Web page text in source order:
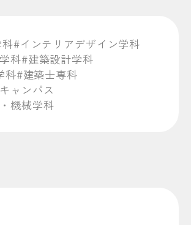
#インテリアデザイン学科
科#建築設計学科
科#建築士専科
ャンパス
機械学科